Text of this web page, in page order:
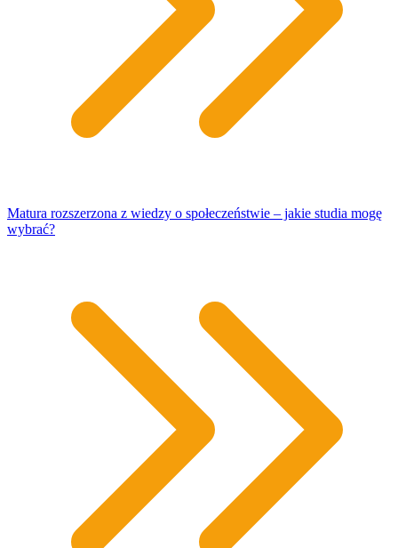
Matura rozszerzona z wiedzy o społeczeństwie – jakie studia mogę
wybrać?